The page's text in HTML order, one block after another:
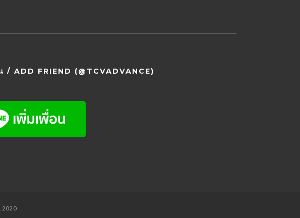
/ ADD FRIEND (@TCVADVANCE)
2020